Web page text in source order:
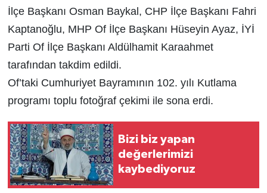
İlçe Başkanı Osman Baykal, CHP İlçe Başkanı Fahri
Kaptanoğlu, MHP Of İlçe Başkanı Hüseyin Ayaz, İYİ
Parti Of İlçe Başkanı Aldülhamit Karaahmet
tarafından takdim edildi.
Of’taki Cumhuriyet Bayramının 102. yılı Kutlama
programı toplu fotoğraf çekimi ile sona erdi.
Bizi biz yapan
değerlerimizi
kaybediyoruz